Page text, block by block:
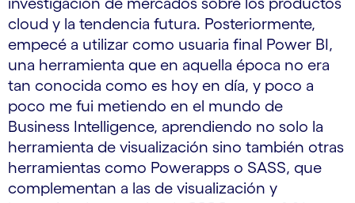
cloud y la tendencia futura. Posteriormente,
empecé a utilizar como usuaria final Power BI,
una herramienta que en aquella época no era
tan conocida como es hoy en día, y poco a
poco me fui metiendo en el mundo de
Business Intelligence, aprendiendo no solo la
herramienta de visualización sino también otras
herramientas como Powerapps o SASS, que
complementan a las de visualización y